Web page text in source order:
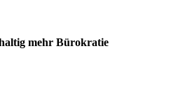
mehr Bürokratie